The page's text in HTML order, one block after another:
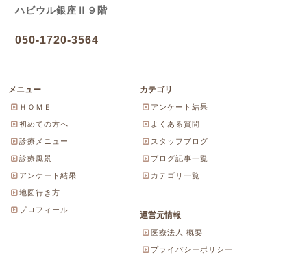
ハビウル銀座Ⅱ９階
050-1720-3564
メニュー
ＨＯＭＥ
初めての方へ
診療メニュー
診療風景
アンケート結果
地図行き方
プロフィール
カテゴリ
アンケート結果
よくある質問
スタッフブログ
ブログ記事一覧
カテゴリ一覧
運営元情報
医療法人 概要
プライバシーポリシー